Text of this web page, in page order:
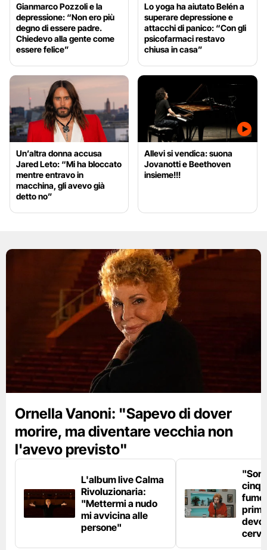
Gianmarco Pozzoli e la
depressione: “Non ero più
degno di essere padre.
Chiedevo alla gente come
essere felice”
Lo yoga ha aiutato Belén a
superare depressione e
attacchi di panico: “Con gli
psicofarmaci restavo
chiusa in casa”
Un’altra donna accusa
Jared Leto: “Mi ha bloccato
mentre entravo in
macchina, gli avevo già
detto no”
Allevi si vendica: suona
Jovanotti e Beethoven
insieme!!!
Ornella Vanoni: "Sapevo di dover
morire, ma diventare vecchia non
l'avevo previsto"
L'album live Calma
Rivoluzionaria:
"Mettermi a nudo
mi avvicina alle
persone"
fumo
devo